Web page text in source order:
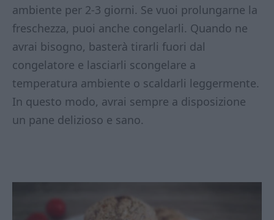
ambiente per 2-3 giorni. Se vuoi prolungarne la
freschezza, puoi anche congelarli. Quando ne
avrai bisogno, basterà tirarli fuori dal
congelatore e lasciarli scongelare a
temperatura ambiente o scaldarli leggermente.
In questo modo, avrai sempre a disposizione
un pane delizioso e sano.